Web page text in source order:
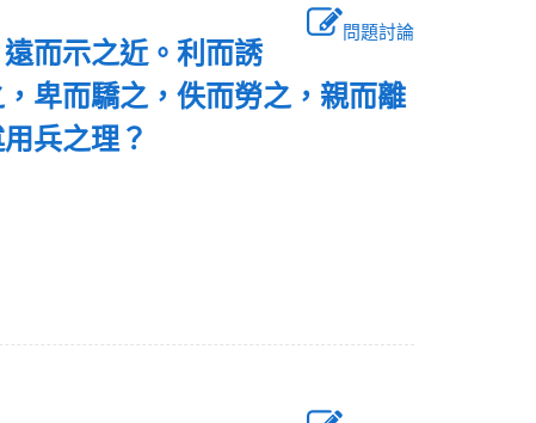
問題討論
而示之近。利而誘
卑而驕之，佚而勞之，親而離
用兵之理？